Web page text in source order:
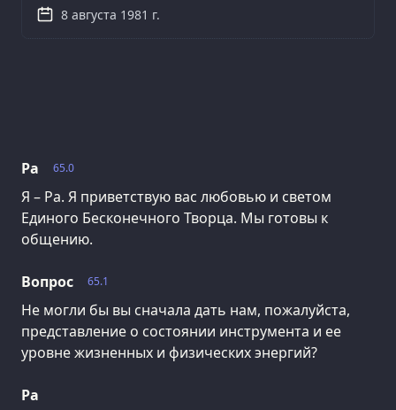
65.0
Ра
Я – Ра. Я приветствую вас любовью и светом
Единого Бесконечного Творца. Мы готовы к
общению.
65.1
Вопрос
Не могли бы вы сначала дать нам, пожалуйста,
представление о состоянии инструмента и ее
уровне жизненных и физических энергий?
Ра
8 августа 1981 г.